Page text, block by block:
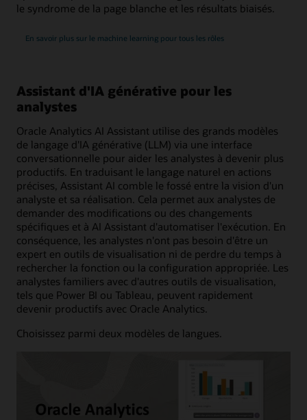
le syndrome de la page blanche et les résultats biaisés.
En savoir plus sur le machine learning pour tous les rôles
Assistant d'IA générative pour les
analystes
Oracle Analytics AI Assistant utilise des grands modèles
de langage d'IA générative (LLM) via une interface
conversationnelle pour aider les analystes à devenir plus
productifs. En traduisant le langage naturel en actions
précises, Assistant AI comble le fossé entre la vision d'un
analyste et sa réalisation. Cela permet aux analystes de
demander des modifications ou des changements
spécifiques et à AI Assistant d'automatiser l'exécution. En
conséquence, les analystes n'ont pas besoin d'être un
expert en outils de visualisation ni de perdre du temps à
rechercher la fonction ou la configuration appropriée. Les
analystes familiers avec d'autres outils de visualisation,
tels que Power BI ou Tableau, peuvent rapidement
devenir productifs avec Oracle Analytics.
Choisissez parmi deux modèles de langues.